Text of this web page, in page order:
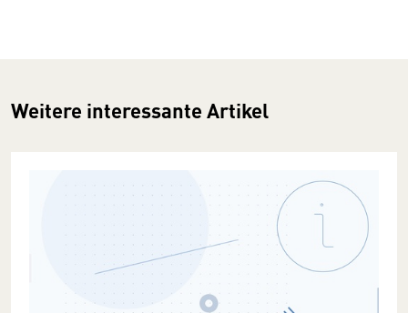
Weitere interessante Artikel